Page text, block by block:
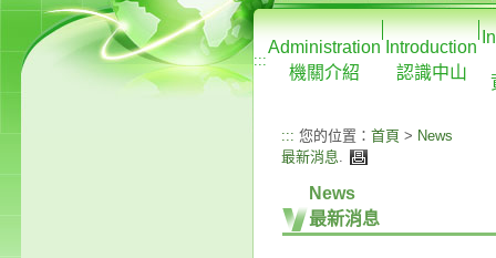
:::
Administration
機關介紹
Introduction
認識中山
::: 您的位置： 首頁 > News
最新消息.
News
最新消息